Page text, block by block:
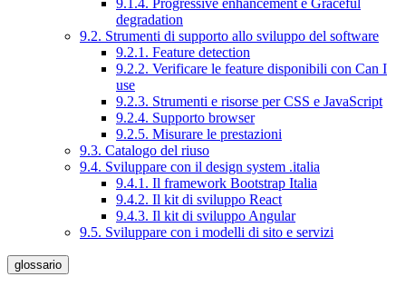
9.1.4. Progressive enhancement e Graceful
degradation
9.2. Strumenti di supporto allo sviluppo del software
9.2.1. Feature detection
9.2.2. Verificare le feature disponibili con Can I
use
9.2.3. Strumenti e risorse per CSS e JavaScript
9.2.4. Supporto browser
9.2.5. Misurare le prestazioni
9.3. Catalogo del riuso
9.4. Sviluppare con il design system .italia
9.4.1. Il framework Bootstrap Italia
9.4.2. Il kit di sviluppo React
9.4.3. Il kit di sviluppo Angular
9.5. Sviluppare con i modelli di sito e servizi
glossario